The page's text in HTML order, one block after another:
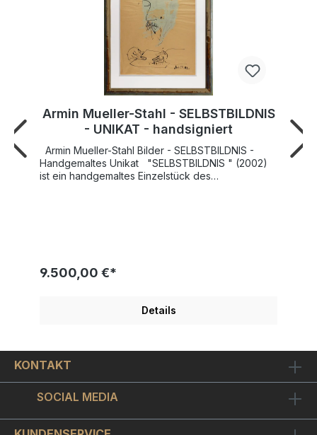
Armin Mueller-Stahl - SELBSTBILDNIS
- UNIKAT - handsigniert
Handgemaltes Unikat "SELBSTBILDNIS " (2002)
ist ein handgemaltes Einzelstück des
sehen wir den Tausendsassa bei der Arbeit.
kräftige Farben, markante Linien und eine spürbar
energiegeladene Mischung figurativer wie auch
Kunstkennern und Käufern hoch geschätzt. Ein
bedeutender Teil seiner Motive stellt Portraits von
bekannten Persönlichkeiten oder Charaktere aus
seinen Filmen dar. Seine Grafiken stehen meist
eng mit seiner Arbeit am Filmset oder der aktuellen
Auseinandersetzung mit literarischen Vorlagen in
Verbindung. Ideen für neue Bilder bezieht der
9.500,00 €*
Details
KONTAKT
SOCIAL MEDIA